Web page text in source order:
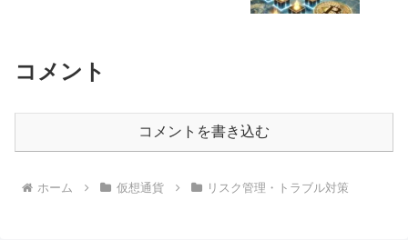
コメント
コメントを書き込む
ホーム 仮想通貨 リスク管理・トラブル対策